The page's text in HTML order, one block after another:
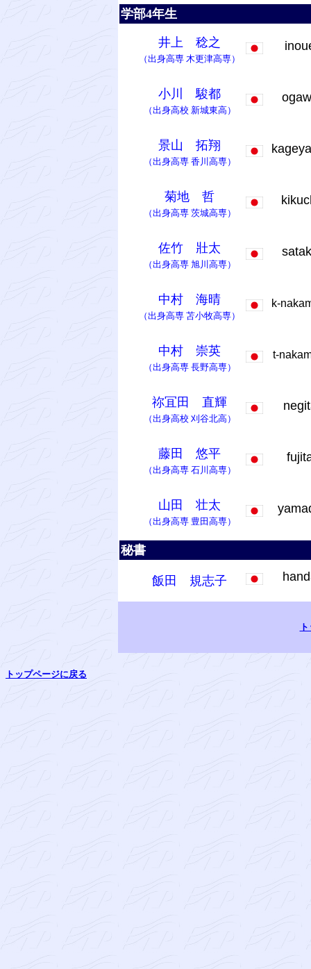
学部4年生
井上 稔之
（出身高専 木更津高専）
小川 駿都
（出身高校 新城東高）
景山 拓翔
（出身高専 香川高専）
菊地 哲
（出身高専 茨城高専）
佐竹 壯太
（出身高専 旭川高専）
中村 海晴
（出身高専 苫小牧高専）
k-
中村 崇英
（出身高専 長野高専）
t-
祢冝田 直輝
（出身高校 刈谷北高）
藤田 悠平
（出身高専 石川高専）
山田 壮太
（出身高専 豊田高専）
秘書
飯田 規志子
トップページに戻る